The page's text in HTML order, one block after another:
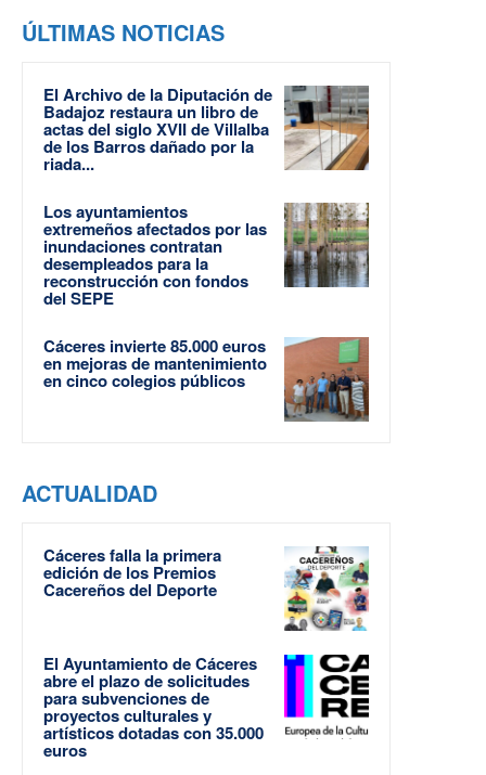
ÚLTIMAS NOTICIAS
El Archivo de la Diputación de
Badajoz restaura un libro de
actas del siglo XVII de Villalba
de los Barros dañado por la
riada...
Los ayuntamientos
extremeños afectados por las
inundaciones contratan
desempleados para la
reconstrucción con fondos
del SEPE
Cáceres invierte 85.000 euros
en mejoras de mantenimiento
en cinco colegios públicos
ACTUALIDAD
Cáceres falla la primera
edición de los Premios
Cacereños del Deporte
El Ayuntamiento de Cáceres
abre el plazo de solicitudes
para subvenciones de
proyectos culturales y
artísticos dotadas con 35.000
euros